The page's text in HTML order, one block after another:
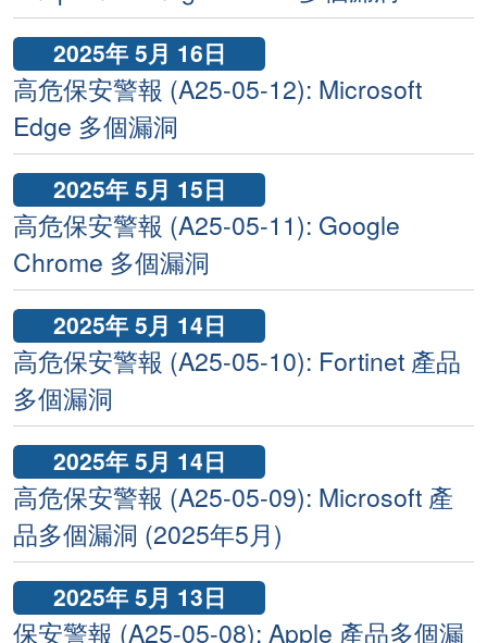
2025年 5月 16日
高危保安警報 (A25-05-12): Microsoft
Edge 多個漏洞
2025年 5月 15日
高危保安警報 (A25-05-11): Google
Chrome 多個漏洞
2025年 5月 14日
高危保安警報 (A25-05-10): Fortinet 產品
多個漏洞
2025年 5月 14日
高危保安警報 (A25-05-09): Microsoft 產
品多個漏洞 (2025年5月)
2025年 5月 13日
保安警報 (A25-05-08): Apple 產品多個漏